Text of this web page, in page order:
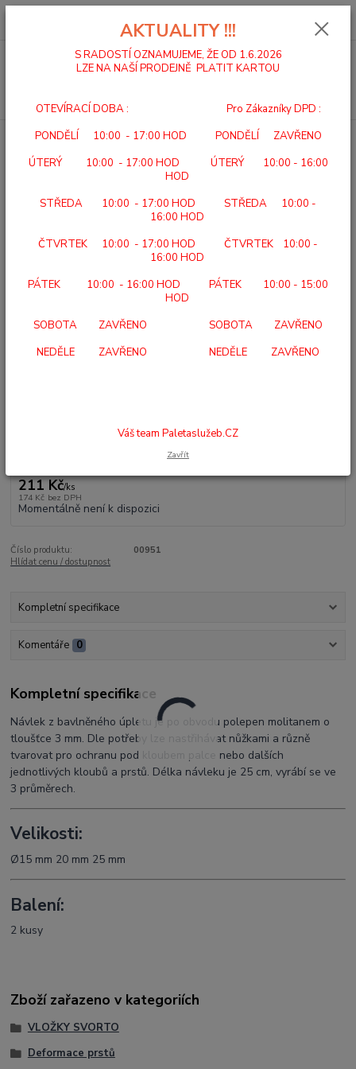
0,00 Kč
VLOŽKY SVORTO NÁVLEK
NÁVLEK
Návlek z bavlněného úpletu je po obvodu polepen molitanem o
tloušťce 3 mm. Dle potřeby lze nastřihávat nůžkami a různě tvarovat pro
na dotaz
211 Kč/ks
174 Kč bez DPH
Momentálně není k dispozici
Číslo produktu:
00951
Hlídat cenu / dostupnost
Kompletní specifikace
Komentáře 0
Kompletní specifikace
Návlek z bavlněného úpletu je po obvodu polepen molitanem o
tloušťce 3 mm. Dle potřeby lze nastřihávat nůžkami a různě
tvarovat pro ochranu pod kloubem palce nebo dalších
jednotlivých kloubů a prstů. Délka návleku je 25 cm, vyrábí se ve
3 průměrech.
Velikosti:
Ø15 mm 20 mm 25 mm
Balení:
2 kusy
Zboží zařazeno v kategoriích
VLOŽKY SVORTO
Deformace prstů
AKTUALITY !!!
S RADOSTÍ OZNAMUJEME, ŽE OD 1.6.2026
LZE NA NAŠÍ PRODEJNĚ PLATIT KARTOU
OTEVÍRACÍ DOBA : Pro Zákazníky DPD :
PONDĚLÍ 10:00 - 17:00 HOD PONDĚLÍ ZAVŘENO
ÚTERÝ 10:00 - 17:00 HOD ÚTERÝ 10:00 - 16:00
HOD
STŘEDA 10:00 - 17:00 HOD STŘEDA 10:00 -
16:00 HOD
ČTVRTEK 10:00 - 17:00 HOD ČTVRTEK 10:00 -
16:00 HOD
PÁTEK 10:00 - 16:00 HOD PÁTEK 10:00 - 15:00
HOD
SOBOTA ZAVŘENO SOBOTA ZAVŘENO
NEDĚLE ZAVŘENO NEDĚLE ZAVŘENO
Váš team Paletaslužeb.CZ
Zavřít